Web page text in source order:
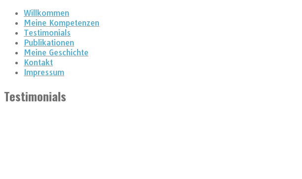
Willkommen
Meine Kompetenzen
Testimonials
Publikationen
Meine Geschichte
Kontakt
Impressum
Testimonials